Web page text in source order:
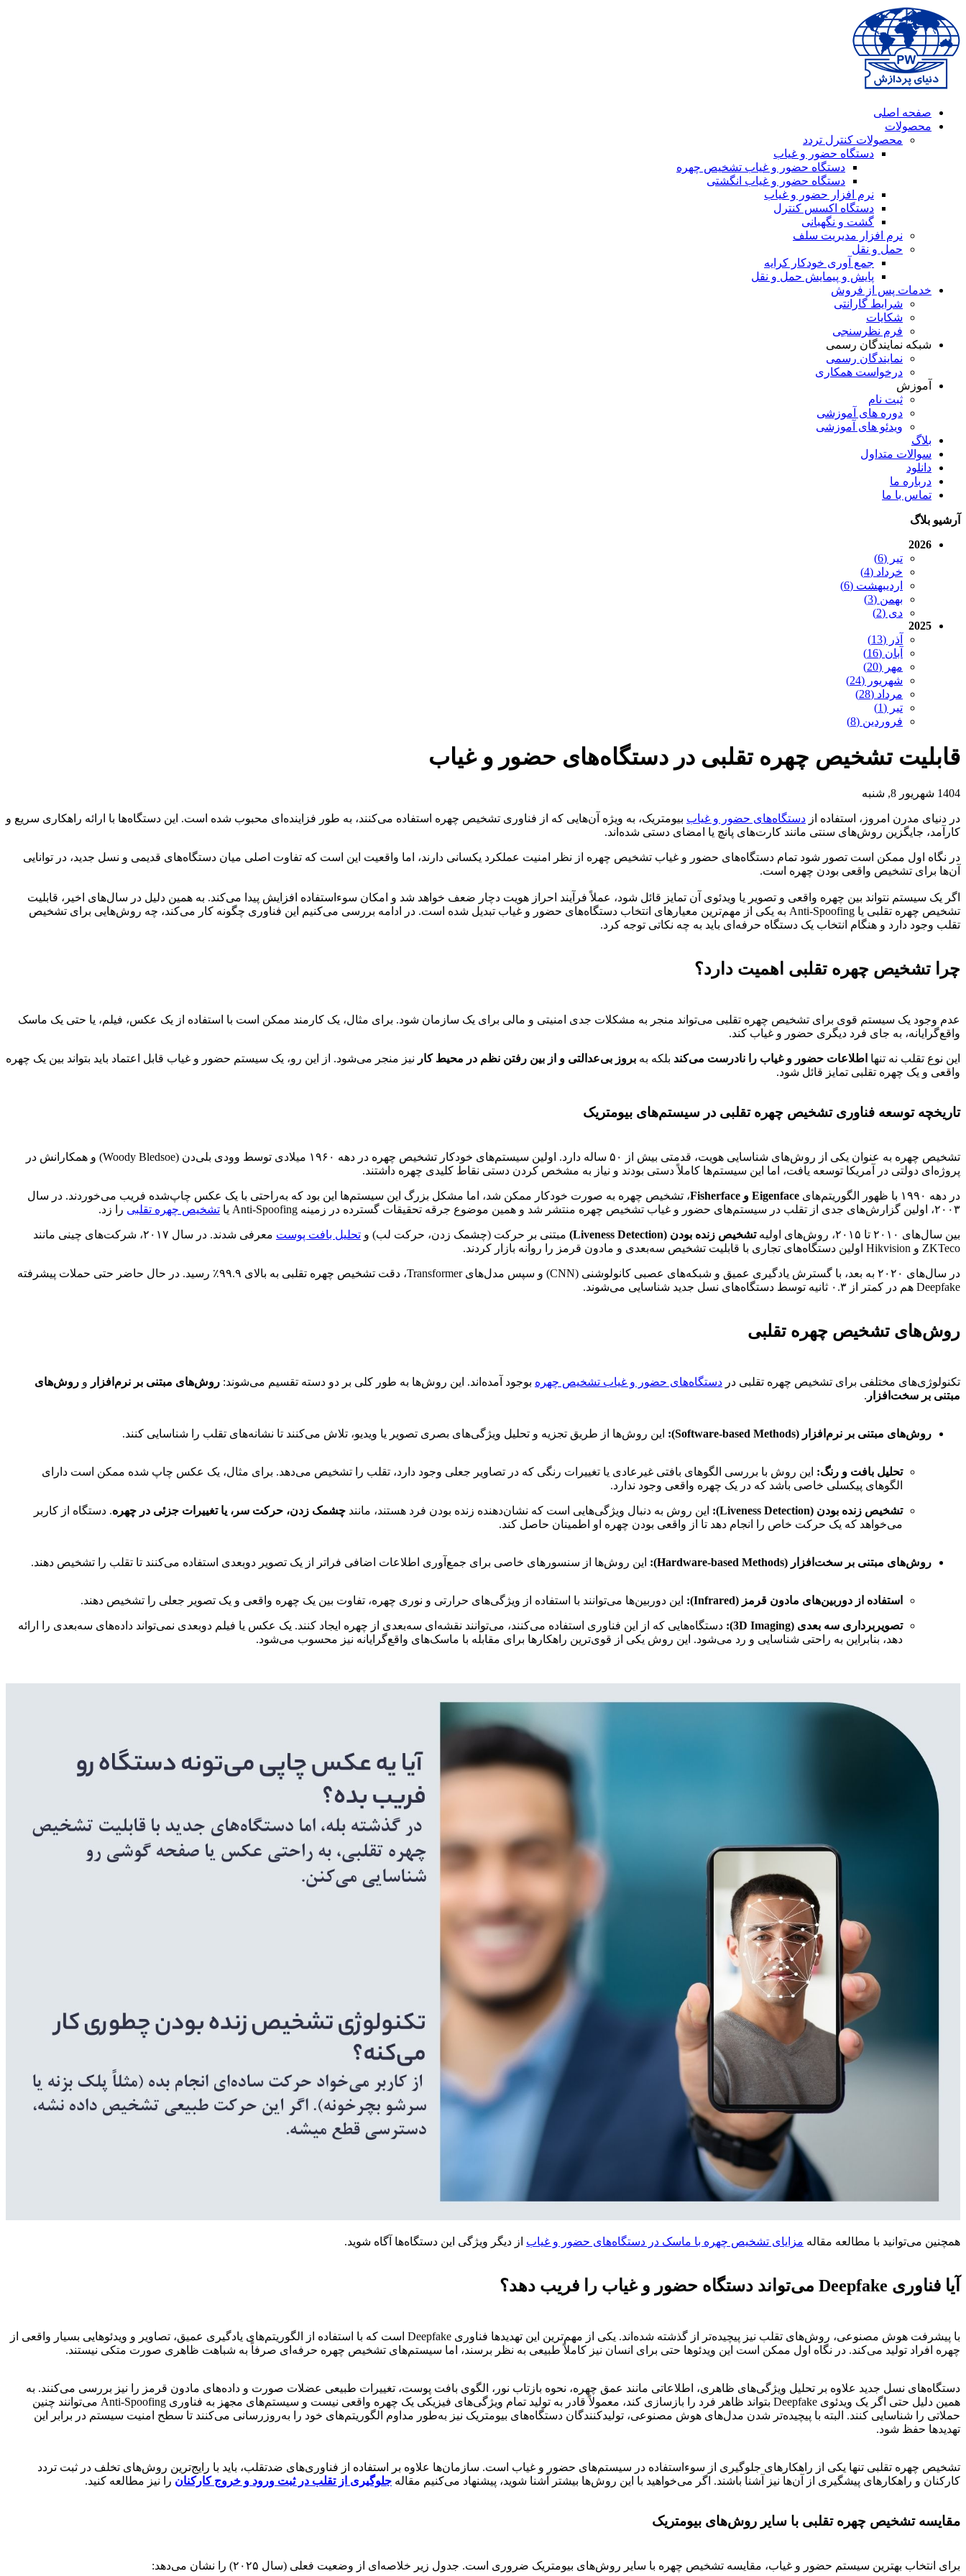
صفحه اصلی
محصولات
محصولات کنترل تردد
دستگاه حضور و غیاب
دستگاه حضور و غیاب تشخیص چهره
دستگاه حضور و غیاب انگشتی
نرم افزار حضور و غیاب
دستگاه اکسس کنترل
گشت و نگهبانی
نرم افزار مدیریت سلف
حمل و نقل
جمع آوری خودکار کرایه
پایش و پیمایش حمل و نقل
خدمات پس از فروش
شرایط گارانتی
شکایات
فرم نظرسنجی
شبکه نمایندگان رسمی
نمایندگان رسمی
درخواست همکاری
آموزش
ثبت نام
دوره های آموزشی
ویدئو های آموزشی
بلاگ
سوالات متداول
دانلود
درباره ما
تماس با ما
آرشیو بلاگ
2026
تیر (6)
خرداد (4)
اردیبهشت (6)
بهمن (3)
دی (2)
2025
آذر (13)
آبان (16)
مهر (20)
شهریور (24)
مرداد (28)
تیر (1)
فروردین (8)
قابلیت تشخیص چهره تقلبی در دستگاه‌های حضور و غیاب
1404 شهریور 8, شنبه
در دنیای مدرن امروز، استفاده از دستگاه‌های حضور و غیاب بیومتریک، به ویژه آن‌هایی که از فناوری تشخیص چهره استفاده می‌کنند، به طور فزاینده‌ای محبوب شده است. این دستگاه‌ها با ارائه راهکاری سریع و
کارآمد، جایگزین روش‌های سنتی مانند کارت‌های پانچ یا امضای دستی شده‌اند.
در نگاه اول ممکن است تصور شود تمام دستگاه‌های حضور و غیاب تشخیص چهره از نظر امنیت عملکرد یکسانی دارند، اما واقعیت این است که تفاوت اصلی میان دستگاه‌های قدیمی و نسل جدید، در توانایی
آن‌ها برای تشخیص واقعی بودن چهره است.
اگر یک سیستم نتواند بین چهره واقعی و تصویر یا ویدئوی آن تمایز قائل شود، عملاً فرآیند احراز هویت دچار ضعف خواهد شد و امکان سوءاستفاده افزایش پیدا می‌کند. به همین دلیل در سال‌های اخیر، قابلیت
تشخیص چهره تقلبی یا Anti-Spoofing به یکی از مهم‌ترین معیارهای انتخاب دستگاه‌های حضور و غیاب تبدیل شده است. در ادامه بررسی می‌کنیم این فناوری چگونه کار می‌کند، چه روش‌هایی برای تشخیص
تقلب وجود دارد و هنگام انتخاب یک دستگاه حرفه‌ای باید به چه نکاتی توجه کرد.
چرا تشخیص چهره تقلبی اهمیت دارد؟
عدم وجود یک سیستم قوی برای تشخیص چهره تقلبی می‌تواند منجر به مشکلات جدی امنیتی و مالی برای یک سازمان شود. برای مثال، یک کارمند ممکن است با استفاده از یک عکس، فیلم، یا حتی یک ماسک
واقع‌گرایانه، به جای فرد دیگری حضور و غیاب کند.
این نوع تقلب نه تنها اطلاعات حضور و غیاب را نادرست می‌کند بلکه به بروز بی‌عدالتی و از بین رفتن نظم در محیط کار نیز منجر می‌شود. از این رو، یک سیستم حضور و غیاب قابل اعتماد باید بتواند بین یک چهره
واقعی و یک چهره تقلبی تمایز قائل شود.
تاریخچه توسعه فناوری تشخیص چهره تقلبی در سیستم‌های بیومتریک
تشخیص چهره به عنوان یکی از روش‌های شناسایی هویت، قدمتی بیش از ۵۰ ساله دارد. اولین سیستم‌های خودکار تشخیص چهره در دهه ۱۹۶۰ میلادی توسط وودی بلی‌دن (Woody Bledsoe) و همکارانش در
پروژه‌ای دولتی در آمریکا توسعه یافت، اما این سیستم‌ها کاملاً دستی بودند و نیاز به مشخص کردن دستی نقاط کلیدی چهره داشتند.
در دهه ۱۹۹۰ با ظهور الگوریتم‌های
، تشخیص چهره به صورت خودکار ممکن شد، اما مشکل بزرگ این سیستم‌ها این بود که به‌راحتی با یک عکس چاپ‌شده فریب می‌خوردند. در سال
۲۰۰۳، اولین گزارش‌های جدی از تقلب در سیستم‌های حضور و غیاب تشخیص چهره منتشر شد و همین موضوع جرقه تحقیقات گسترده در زمینه Anti-Spoofing یا
تشخیص چهره تقلبی را زد.
بین سال‌های ۲۰۱۰ تا ۲۰۱۵، روش‌های اولیه تشخیص زنده بودن (Liveness Detection) مبتنی بر حرکت (چشمک زدن، حرکت لب) و تحلیل بافت پوست
معرفی شدند. در سال ۲۰۱۷، شرکت‌های چینی مانند
ZKTeco و Hikvision اولین دستگاه‌های تجاری با قابلیت تشخیص سه‌بعدی و مادون قرمز را روانه بازار کردند.
در سال‌های ۲۰۲۰ به بعد، با گسترش یادگیری عمیق و شبکه‌های عصبی کانولوشنی (CNN) و سپس مدل‌های Transformer، دقت تشخیص چهره تقلبی به بالای ۹۹.۹٪ رسید. در حال حاضر حتی حملات پیشرفته
Deepfake هم در کمتر از ۰.۳ ثانیه توسط دستگاه‌های نسل جدید شناسایی می‌شوند.
روش‌های تشخیص چهره تقلبی
تکنولوژی‌های مختلفی برای تشخیص چهره تقلبی در دستگاه‌های حضور و غیاب تشخیص چهره بوجود آمده‌اند. این روش‌ها به طور کلی بر دو دسته تقسیم می‌شوند: روش‌های مبتنی بر نرم‌افزار و روش‌های
مبتنی بر سخت‌افزار .
روش‌های مبتنی بر نرم‌افزار (Software-based Methods): این روش‌ها از طریق تجزیه و تحلیل ویژگی‌های بصری تصویر یا ویدیو، تلاش می‌کنند تا نشانه‌های تقلب را شناسایی کنند.
تحلیل بافت و رنگ: این روش با بررسی الگوهای بافتی غیرعادی یا تغییرات رنگی که در تصاویر جعلی وجود دارد، تقلب را تشخیص می‌دهد. برای مثال، یک عکس چاپ شده ممکن است دارای
الگوهای پیکسلی خاصی باشد که در یک چهره واقعی وجود ندارد.
تشخیص زنده بودن (Liveness Detection): این روش به دنبال ویژگی‌هایی است که نشان‌دهنده زنده بودن فرد هستند، مانند چشمک زدن، حرکت سر، یا تغییرات جزئی در چهره. دستگاه از کاربر
می‌خواهد که یک حرکت خاص را انجام دهد تا از واقعی بودن چهره او اطمینان حاصل کند.
روش‌های مبتنی بر سخت‌افزار (Hardware-based Methods): این روش‌ها از سنسورهای خاصی برای جمع‌آوری اطلاعات اضافی فراتر از یک تصویر دوبعدی استفاده می‌کنند تا تقلب را تشخیص دهند.
استفاده از دوربین‌های مادون قرمز (Infrared): این دوربین‌ها می‌توانند با استفاده از ویژگی‌های حرارتی و نوری چهره، تفاوت بین یک چهره واقعی و یک تصویر جعلی را تشخیص دهند.
تصویربرداری سه بعدی (3D Imaging):
دستگاه‌هایی که از این فناوری استفاده می‌کنند، می‌توانند نقشه‌ای سه‌بعدی از چهره ایجاد کنند. یک عکس یا فیلم دوبعدی نمی‌تواند داده‌های سه‌بعدی را ارائه
دهد، بنابراین به راحتی شناسایی و رد می‌شود. این روش یکی از قوی‌ترین راهکارها برای مقابله با ماسک‌های واقع‌گرایانه نیز محسوب می‌شود.
همچنین می‌توانید با مطالعه مقاله مزایای تشخیص چهره با ماسک در دستگاه‌های حضور و غیاب از دیگر ویژگی این دستگاه‌ها آگاه شوید.
آیا فناوری Deepfake می‌تواند دستگاه حضور و غیاب را فریب دهد؟
با پیشرفت هوش مصنوعی، روش‌های تقلب نیز پیچیده‌تر از گذشته شده‌اند. یکی از مهم‌ترین این تهدیدها فناوری Deepfake است که با استفاده از الگوریتم‌های یادگیری عمیق، تصاویر و ویدئوهایی بسیار واقعی از
چهره افراد تولید می‌کند. در نگاه اول ممکن است این ویدئوها حتی برای انسان نیز کاملاً طبیعی به نظر برسند، اما سیستم‌های تشخیص چهره حرفه‌ای صرفاً به شباهت ظاهری صورت متکی نیستند.
دستگاه‌های نسل جدید علاوه بر تحلیل ویژگی‌های ظاهری، اطلاعاتی مانند عمق چهره، نحوه بازتاب نور، الگوی بافت پوست، تغییرات طبیعی عضلات صورت و داده‌های مادون قرمز را نیز بررسی می‌کنند. به
همین دلیل حتی اگر یک ویدئوی Deepfake بتواند ظاهر فرد را بازسازی کند، معمولاً قادر به تولید تمام ویژگی‌های فیزیکی یک چهره واقعی نیست و سیستم‌های مجهز به فناوری Anti-Spoofing می‌توانند چنین
حملاتی را شناسایی کنند. البته با پیچیده‌تر شدن مدل‌های هوش مصنوعی، تولیدکنندگان دستگاه‌های بیومتریک نیز به‌طور مداوم الگوریتم‌های خود را به‌روزرسانی می‌کنند تا سطح امنیت سیستم در برابر این
تهدیدها حفظ شود.
تشخیص چهره تقلبی تنها یکی از راهکارهای جلوگیری از سوءاستفاده در سیستم‌های حضور و غیاب است. سازمان‌ها علاوه بر استفاده از فناوری‌های ضدتقلب، باید با رایج‌ترین روش‌های تخلف در ثبت تردد
کارکنان و راهکارهای پیشگیری از آن‌ها نیز آشنا باشند. اگر می‌خواهید با این روش‌ها بیشتر آشنا شوید، پیشنهاد می‌کنیم مقاله جلوگیری از تقلب در ثبت ورود و خروج کارکنان را نیز مطالعه کنید.
مقایسه تشخیص چهره تقلبی با سایر روش‌های بیومتریک
برای انتخاب بهترین سیستم حضور و غیاب، مقایسه تشخیص چهره با سایر روش‌های بیومتریک ضروری است. جدول زیر خلاصه‌ای از وضعیت فعلی (سال ۲۰۲۵) را نشان می‌دهد: